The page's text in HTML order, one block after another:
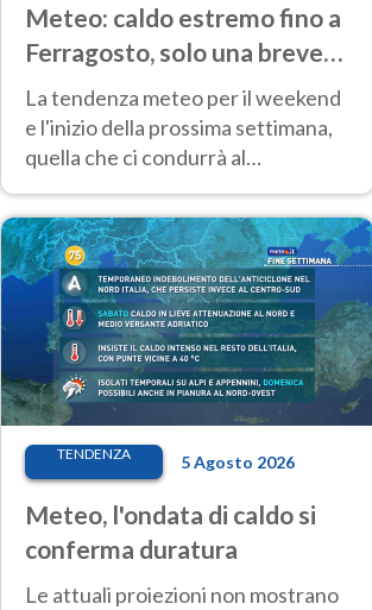
Meteo: caldo estremo fino a
Ferragosto, solo una breve
pausa. Ecco dove
La tendenza meteo per il weekend
e l'inizio della prossima settimana,
quella che ci condurrà al
temperature molto elevate
TENDENZA 5 Agosto 2026
Meteo, l'ondata di caldo si
conferma duratura
Le attuali proiezioni non mostrano